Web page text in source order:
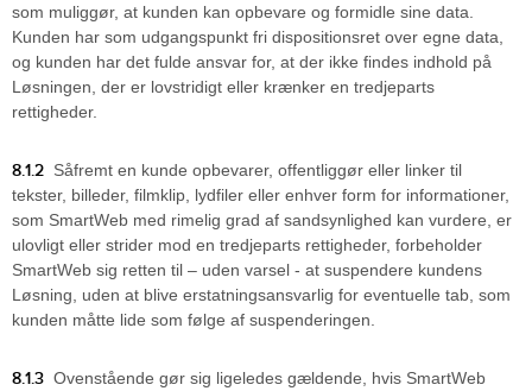
som muliggør, at kunden kan opbevare og formidle sine data.
Kunden har som udgangspunkt fri dispositionsret over egne data,
og kunden har det fulde ansvar for, at der ikke findes indhold på
Løsningen, der er lovstridigt eller krænker en tredjeparts
rettigheder.
8.1.2 Såfremt en kunde opbevarer, offentliggør eller linker til
tekster, billeder, filmklip, lydfiler eller enhver form for informationer,
som SmartWeb med rimelig grad af sandsynlighed kan vurdere, er
ulovligt eller strider mod en tredjeparts rettigheder, forbeholder
SmartWeb sig retten til – uden varsel - at suspendere kundens
Løsning, uden at blive erstatningsansvarlig for eventuelle tab, som
kunden måtte lide som følge af suspenderingen.
8.1.3 Ovenstående gør sig ligeledes gældende, hvis SmartWeb